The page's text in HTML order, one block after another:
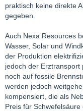
praktisch keine direkte
gegeben.
Auch Nexa Resources
Wasser, Solar und
der Produktion
jedoch der Erztransport
noch auf fossile
werden jedoch
kompensiert, die als
Preis für